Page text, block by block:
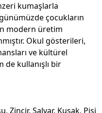
kumaşlarla
çocukların
modern üretim
Okul gösterileri,
ve kültürel
kullanışlı bir
Zincir, Şalvar, Kuşak, Pisi